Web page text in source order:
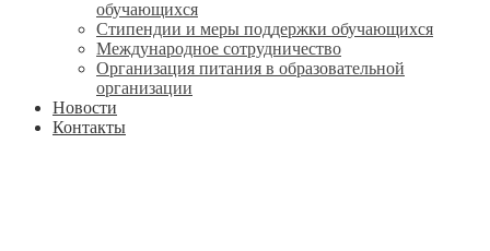
обучающихся
Стипендии и меры поддержки обучающихся
Международное сотрудничество
Организация питания в образовательной
организации
Новости
Контакты